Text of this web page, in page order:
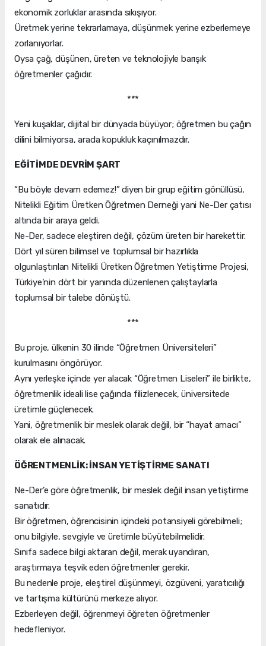
ekonomik zorluklar arasında sıkışıyor.
Üretmek yerine tekrarlamaya, düşünmek yerine ezberlemeye
zorlanıyorlar.
Oysa çağ, düşünen, üreten ve teknolojiyle barışık
öğretmenler çağıdır.
***
Yeni kuşaklar, dijital bir dünyada büyüyor; öğretmen bu çağın
dilini bilmiyorsa, arada kopukluk kaçınılmazdır.
EĞİTİMDE DEVRİM ŞART
“Bu böyle devam edemez!” diyen bir grup eğitim gönüllüsü,
Nitelikli Eğitim Üretken Öğretmen Derneği yani Ne-Der çatısı
altında bir araya geldi.
Ne-Der, sadece eleştiren değil, çözüm üreten bir harekettir.
Dört yıl süren bilimsel ve toplumsal bir hazırlıkla
olgunlaştırılan Nitelikli Üretken Öğretmen Yetiştirme Projesi,
Türkiye’nin dört bir yanında düzenlenen çalıştaylarla
toplumsal bir talebe dönüştü.
***
Bu proje, ülkenin 30 ilinde “Öğretmen Üniversiteleri”
kurulmasını öngörüyor.
Aynı yerleşke içinde yer alacak “Öğretmen Liseleri” ile birlikte,
öğretmenlik ideali lise çağında filizlenecek, üniversitede
üretimle güçlenecek.
Yani, öğretmenlik bir meslek olarak değil, bir “hayat amacı”
olarak ele alınacak.
ÖĞRENTMENLİK: İNSAN YETİŞTİRME SANATI
Ne-Der’e göre öğretmenlik, bir meslek değil insan yetiştirme
sanatıdır.
Bir öğretmen, öğrencisinin içindeki potansiyeli görebilmeli;
onu bilgiyle, sevgiyle ve üretimle büyütebilmelidir.
Sınıfa sadece bilgi aktaran değil, merak uyandıran,
araştırmaya teşvik eden öğretmenler gerekir.
Bu nedenle proje, eleştirel düşünmeyi, özgüveni, yaratıcılığı
ve tartışma kültürünü merkeze alıyor.
Ezberleyen değil, öğrenmeyi öğreten öğretmenler
hedefleniyor.